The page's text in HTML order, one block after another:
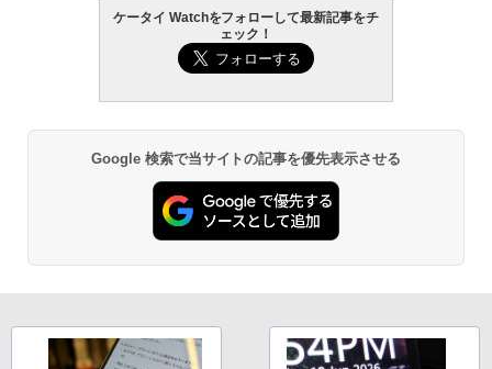
ケータイ Watchをフォローして最新記事をチ
ェック！
Google 検索で当サイトの記事を優先表示させる